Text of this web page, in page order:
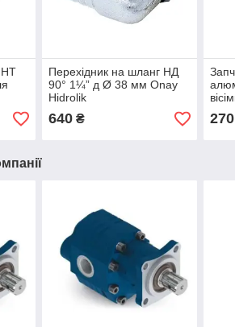
НТ
Перехідник на шланг НД
90° 1¼” д Ø 38 мм Onay
Hidrolik
640₴ 270